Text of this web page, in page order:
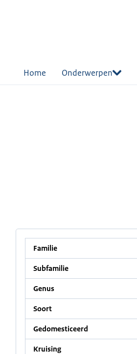
Home Onderwerpen
Familie
Subfamilie
Genus
Soort
Gedomesticeerd
Kruising